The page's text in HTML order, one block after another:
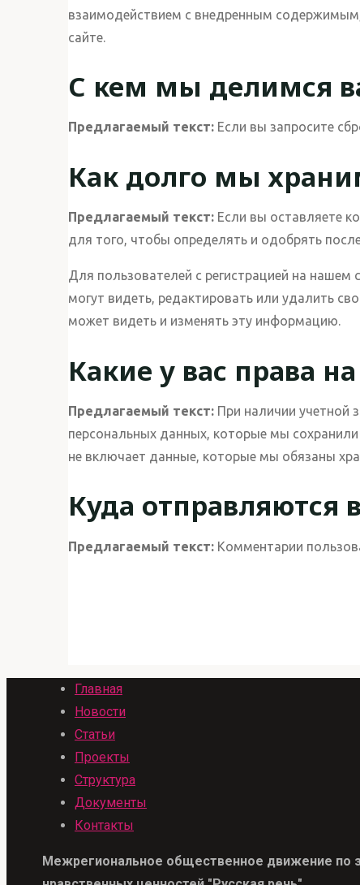
взаимодействием с внедренным содержимым,
сайте.
С кем мы делимся
Предлагаемый текст: Если вы запросите
Как долго мы
Предлагаемый текст: Если вы оставляете
для того, чтобы определять и одобрять
Для пользователей с регистрацией на
могут видеть, редактировать или удалить
может видеть и изменять эту информацию.
Какие у вас права
Предлагаемый текст: При наличии учетной
персональных данных, которые мы
не включает данные, которые мы обязаны
Куда
Предлагаемый текст: Комментарии
Главная
Новости
Статьи
Проекты
Структура
Документы
Контакты
Межрегиональное общественное движение по